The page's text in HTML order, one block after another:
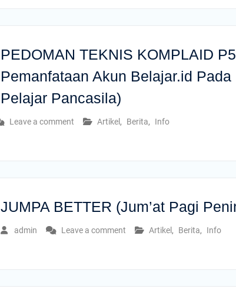
PEDOMAN TEKNIS KOMPLAID
Pemanfataan Akun Belajar.id
Pelajar Pancasila)
Leave a comment Artikel , Berita, Info
JUMPA BETTER (Jum’at Pagi
admin Leave a comment Artikel , Berita, Info